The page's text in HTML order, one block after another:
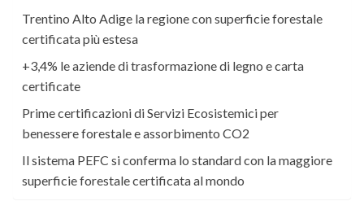
Trentino Alto Adige la regione con superficie forestale
certificata più estesa
+3,4% le aziende di trasformazione di legno e carta
certificate
Prime certificazioni di Servizi Ecosistemici per
benessere forestale e assorbimento CO2
Il sistema PEFC si conferma lo standard con la maggiore
superficie forestale certificata al mondo